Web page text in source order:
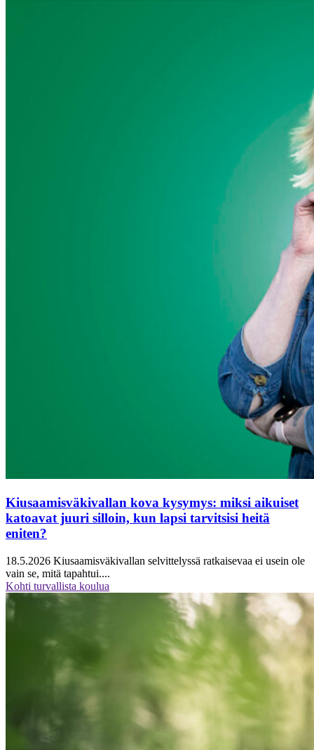
Kiusaamisväkivallan kova kysymys: miksi aikuiset
katoavat juuri silloin, kun lapsi tarvitsisi heitä
eniten?
18.5.2026 Kiusaamisväkivallan selvittelyssä ratkaisevaa ei usein ole
vain se, mitä tapahtui....
Kohti turvallista koulua